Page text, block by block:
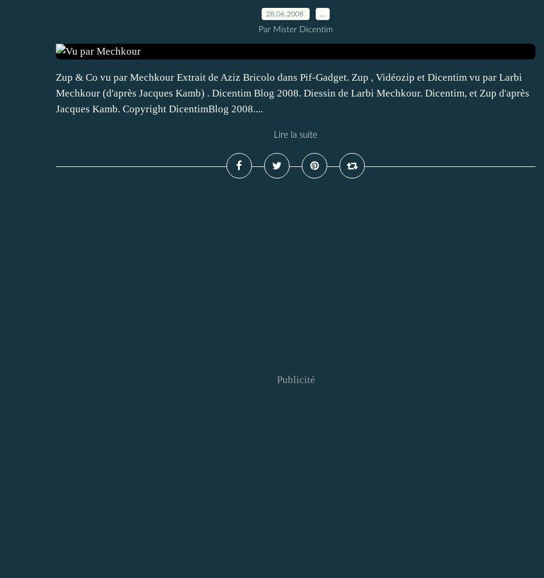
28.06.2008
Par Mister Dicentim
Zup & Co vu par Mechkour Extrait de Aziz Bricolo dans Pif-Gadget. Zup , Vidéozip et Dicentim vu par Larbi
Mechkour (d'après Jacques Kamb) . Dicentim Blog 2008. Diessin de Larbi Mechkour. Dicentim, et Zup d'après
Jacques Kamb. Copyright DicentimBlog 2008....
Lire la suite
Publicité